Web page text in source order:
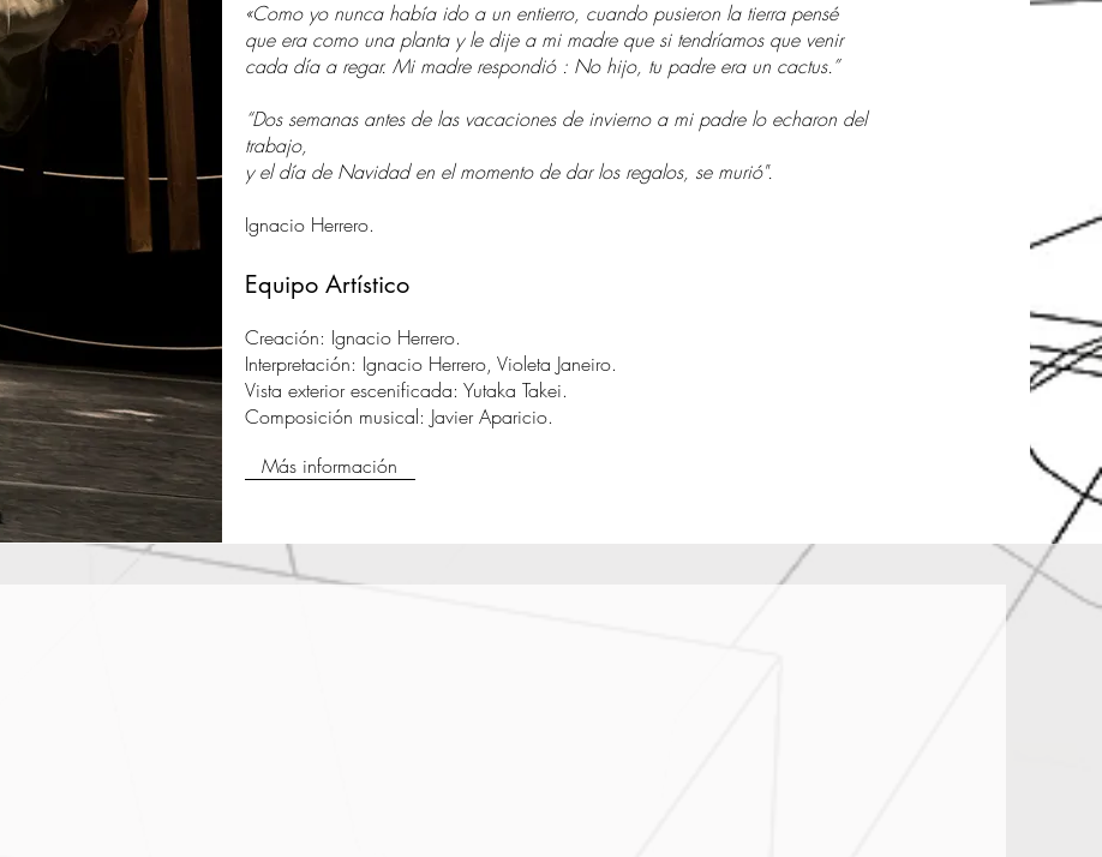
«Como yo nunca había ido a un entierro, cuando pusieron la tierra pensé
que era como una planta y le dije a mi madre que si tendríamos que venir
cada día a regar. Mi madre respondió : No hijo, tu padre era un cactus.”
“Dos semanas antes de las vacaciones de invierno a mi padre lo echaron del
trabajo,
y el día de Navidad en el momento de dar los regalos, se murió".
Ignacio Herrero.
Equipo Artístico
Creación: Ignacio Herrero.
Interpretación: Ignacio Herrero, Violeta Janeiro.
Vista exterior escenificada: Yutaka Takei.
Composición musical: Javier Aparicio.
Más información